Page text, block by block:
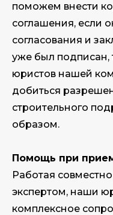
поможем внести
соглашения, если
согласования и
уже был подписан,
юристов нашей
добиться
строительного
образом.
Помощь при
Работая
экспертом, наши
комплексное